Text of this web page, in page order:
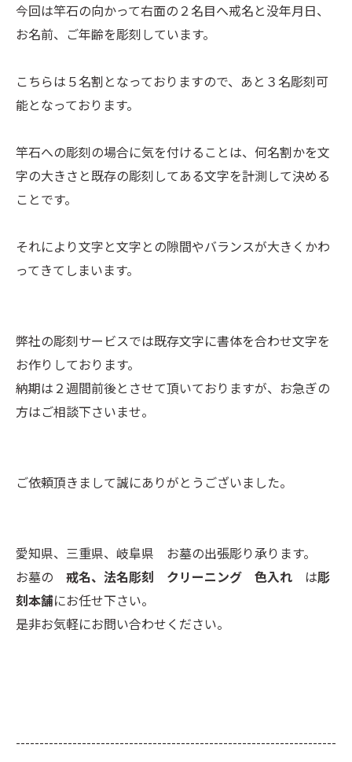
今回は竿石の向かって右面の２名目へ戒名と没年月日、
お名前、ご年齢を彫刻しています。
こちらは５名割となっておりますので、あと３名彫刻可
能となっております。
竿石への彫刻の場合に気を付けることは、何名割かを文
字の大きさと既存の彫刻してある文字を計測して決める
ことです。
それにより文字と文字との隙間やバランスが大きくかわ
ってきてしまいます。
弊社の彫刻サービスでは既存文字に書体を合わせ文字を
お作りしております。
納期は２週間前後とさせて頂いておりますが、お急ぎの
方はご相談下さいませ。
ご依頼頂きまして誠にありがとうございました。
愛知県、三重県、岐阜県 お墓の出張彫り承ります。
お墓の 戒名、法名彫刻 クリーニング 色入れ は彫
刻本舗にお任せ下さい。
是非お気軽にお問い合わせください。
--------------------------------------------------------------------